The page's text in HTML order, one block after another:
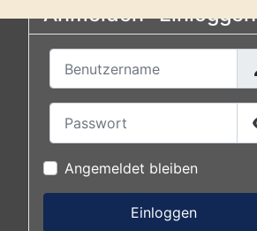
Anmelden- Einloggen
Angemeldet bleiben
Einloggen